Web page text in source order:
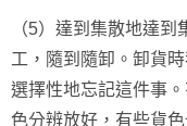
（5）達到集散地達
工，隨到隨卸。卸貨
選擇性地忘記這件事
色分辨放好，有些貨